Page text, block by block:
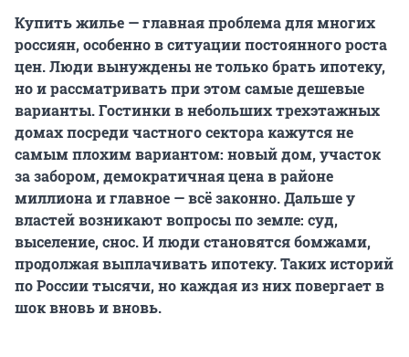
Купить жилье — главная проблема для многих
россиян, особенно в ситуации постоянного роста
цен. Люди вынуждены не только брать ипотеку,
но и рассматривать при этом самые дешевые
варианты. Гостинки в небольших трехэтажных
домах посреди частного сектора кажутся не
самым плохим вариантом: новый дом, участок
за забором, демократичная цена в районе
миллиона и главное — всё законно. Дальше у
властей возникают вопросы по земле: суд,
выселение, снос. И люди становятся бомжами,
продолжая выплачивать ипотеку. Таких историй
по России тысячи, но каждая из них повергает в
шок вновь и вновь.